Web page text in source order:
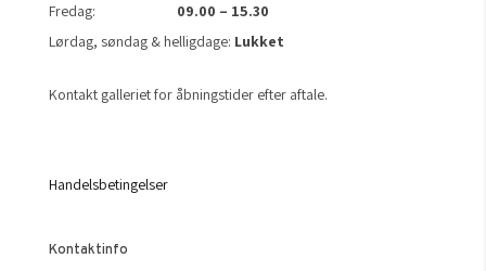
Fredag: 09.00 – 15.30
Lørdag, søndag & helligdage: Lukket
Kontakt galleriet for åbningstider efter aftale.
Handelsbetingelser
Kontaktinfo